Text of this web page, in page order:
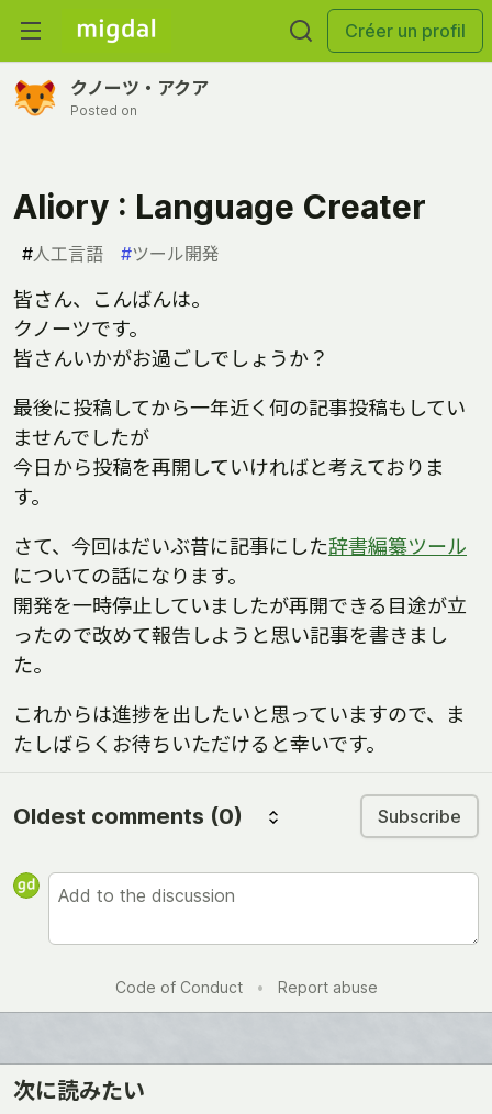
Créer un profil
クノーツ・アクア
Posted on
Aliory : Language Creater
#人工言語 #ツール開発
皆さん、こんばんは。
クノーツです。
皆さんいかがお過ごしでしょうか？
最後に投稿してから一年近く何の記事投稿もしてい
ませんでしたが
今日から投稿を再開していければと考えておりま
す。
さて、今回はだいぶ昔に記事にした辞書編纂ツール
についての話になります。
開発を一時停止していましたが再開できる目途が立
ったので改めて報告しようと思い記事を書きまし
た。
これからは進捗を出したいと思っていますので、ま
たしばらくお待ちいただけると幸いです。
Oldest comments (0) Subscribe
Code of Conduct • Report abuse
次に読みたい